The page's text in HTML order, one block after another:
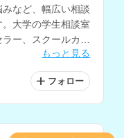
など、幅広い相談
大学の学生相談室
ー、スクールカウ
もっと見る
フォロー